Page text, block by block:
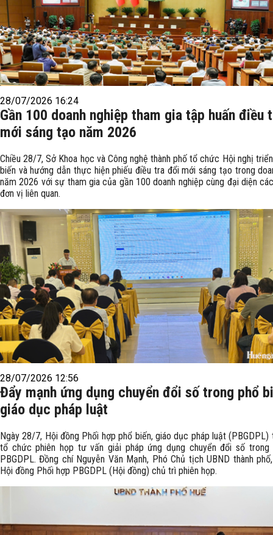
28/07/2026 16:24
Gần 100 doanh nghiệp tham gia tập huấn điều
mới sáng tạo năm 2026
Chiều 28/7, Sở Khoa học và Công nghệ thành phố tổ chức Hội nghị
biến và hướng dẫn thực hiện phiếu điều tra đổi mới sáng tạo trong
năm 2026 với sự tham gia của gần 100 doanh nghiệp cùng đại diện
đơn vị liên quan.
28/07/2026 12:56
Đẩy mạnh ứng dụng chuyển đổi số trong phổ
giáo dục pháp luật
Ngày 28/7, Hội đồng Phối hợp phổ biến, giáo dục pháp luật (PBGDPL)
tổ chức phiên họp tư vấn giải pháp ứng dụng chuyển đổi số trong
PBGDPL. Đồng chí Nguyễn Văn Mạnh, Phó Chủ tịch UBND thành
Hội đồng Phối hợp PBGDPL (Hội đồng) chủ trì phiên họp.